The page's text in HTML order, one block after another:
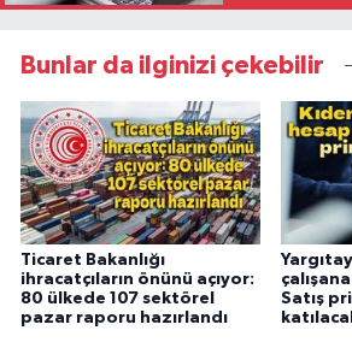
Bunlar da ilginizi çekebilir
Ticaret Bakanlığı
ihracatçıların önünü açıyor:
80 ülkede 107 sektörel
pazar raporu hazırlandı
Satış